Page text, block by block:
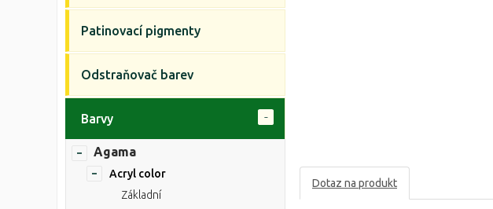
Dotaz na produkt
Patinovací pigmenty
Odstraňovač barev
Barvy
Agama
Acryl color
Základní